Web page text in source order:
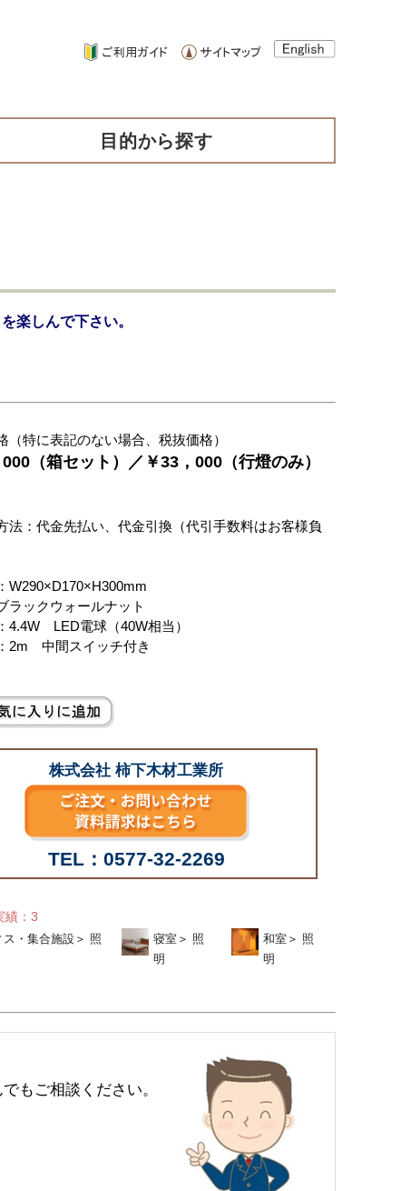
目的から探す
楽しんで下さい。
（特に表記のない場合、税抜価格）
（箱セット）／￥33，000（行燈のみ）
法：代金先払い、代金引換（代引手数料はお客様負
W290×D170×H300mm
ラックウォールナット
4.4W LED電球（40W相当）
2m 中間スイッチ付き
株式会社 柿下木材工業所
TEL：0577-32-2269
績：3
ス・集合施設 ＞ 照
寝室 ＞ 照
明
和室 ＞ 照
明
もご相談ください。